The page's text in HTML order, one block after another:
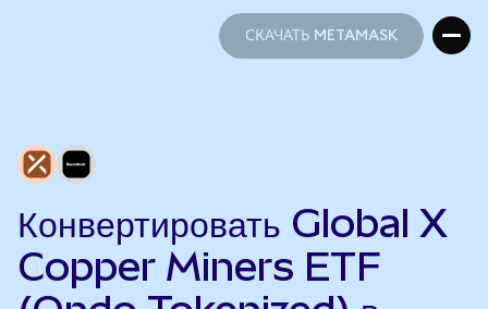
СКАЧАТЬ METAMASK
Конвертировать Global X
Copper Miners ETF